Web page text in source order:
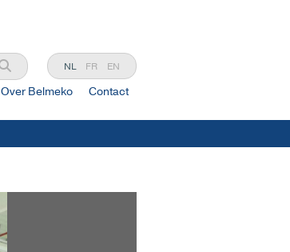
NL FR EN
Over Belmeko Contact